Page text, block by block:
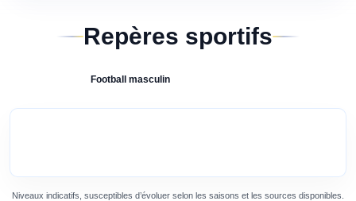
Repères sportifs
Football masculin
Niveaux indicatifs, susceptibles d’évoluer selon les saisons et les sources disponibles.